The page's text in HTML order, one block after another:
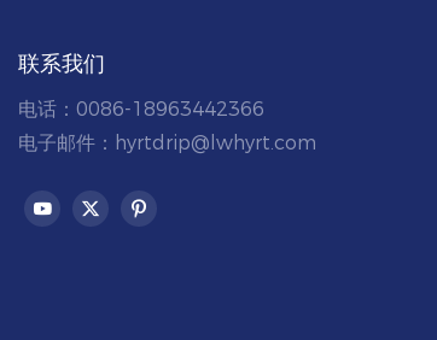
联系我们
电话：0086-18963442366
电子邮件： hyrtdrip@lwhyrt.com